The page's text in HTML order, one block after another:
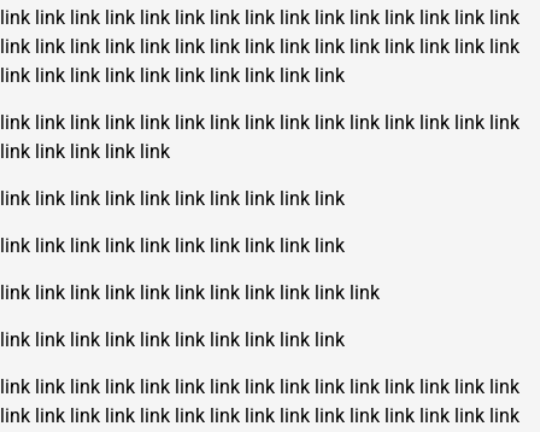
link link link link link link link link link link link link link link link
link link link link link link link link link link link link link link link
link link link link link link link link link link
link link link link link link link link link link link link link link link
link link link link link
link link link link link link link link link link
link link link link link link link link link link
link link link link link link link link link link link
link link link link link link link link link link
link link link link link link link link link link link link link link link
link link link link link link link link link link link link link link link